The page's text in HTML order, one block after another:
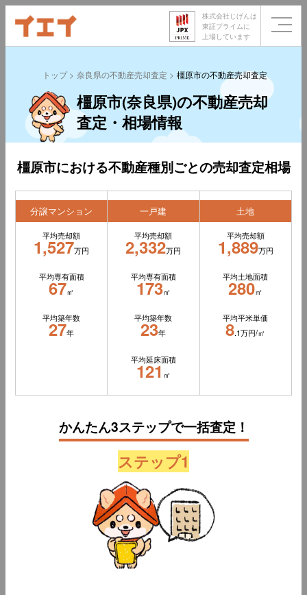
株式会社じげんは
東証プライムに
上場しています
トップ 奈良県の不動産売却査定 橿原市の不動産売却査定
橿原市(奈良県)の不動産売却
査定・相場情報
橿原市における不動産種別ごとの売却査定相場
分譲マンション
平均売却額
1,527万円
平均専有面積
67㎡
平均築年数
27年
一戸建
平均売却額
2,332万円
平均専有面積
173㎡
平均築年数
23年
平均延床面積
121㎡
土地
平均売却額
1,889万円
平均土地面積
280㎡
平均平米単価
8.1万円/㎡
かんたん3ステップで一括査定！
ステップ1